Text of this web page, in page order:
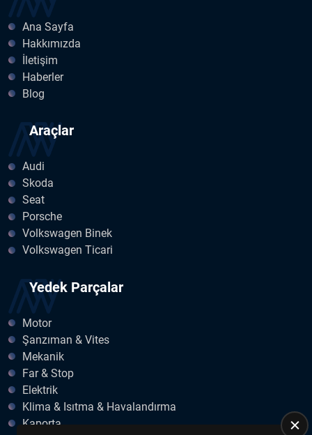
Ana Sayfa
Hakkımızda
İletişim
Haberler
Blog
Araçlar
Audi
Skoda
Seat
Porsche
Volkswagen Binek
Volkswagen Ticari
Yedek Parçalar
Motor
Şanzıman & Vites
Mekanik
Far & Stop
Elektrik
Klima & Isıtma & Havalandırma
Kaporta